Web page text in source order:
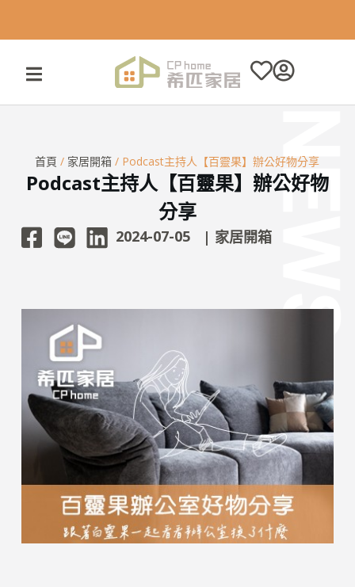
至
要
首頁 / 家居開箱 / Podcast主持人【百靈果】辦公好物分享
Podcast主持人【百靈果】辦公好物
分享
2024-07-05 | 家居開箱